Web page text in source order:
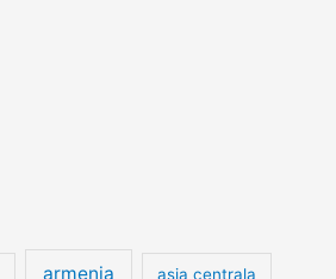
armenia asia centrala